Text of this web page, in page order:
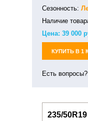
Сезонность:
Наличие
Цена: 39 000
КУПИТЬ В 1
Есть
235/50R19